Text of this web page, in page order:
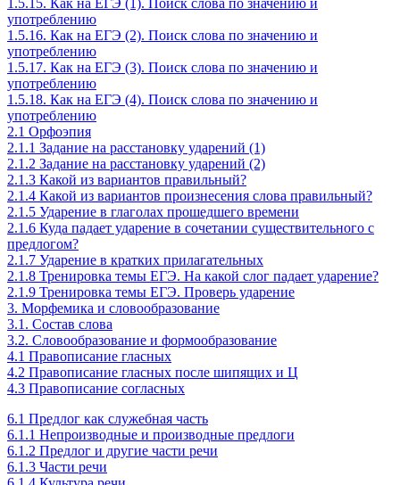
1.5.15. Как на ЕГЭ (1). Поиск слова по значению и
употреблению
1.5.16. Как на ЕГЭ (2). Поиск слова по значению и
употреблению
1.5.17. Как на ЕГЭ (3). Поиск слова по значению и
употреблению
1.5.18. Как на ЕГЭ (4). Поиск слова по значению и
употреблению
2.1 Орфоэпия
2.1.1 Задание на расстановку ударений (1)
2.1.2 Задание на расстановку ударений (2)
2.1.3 Какой из вариантов правильный?
2.1.4 Какой из вариантов произнесения слова правильный?
2.1.5 Ударение в глаголах прошедшего времени
2.1.6 Куда падает ударение в сочетании существительного с
предлогом?
2.1.7 Ударение в кратких прилагательных
2.1.8 Тренировка темы ЕГЭ. На какой слог падает ударение?
2.1.9 Тренировка темы ЕГЭ. Проверь ударение
3. Морфемика и словообразование
3.1. Состав слова
3.2. Словообразование и формообразование
4.1 Правописание гласных
4.2 Правописание гласных после шипящих и Ц
4.3 Правописание согласных
6.1 Предлог как служебная часть
6.1.1 Непроизводные и производные предлоги
6.1.2 Предлог и другие части речи
6.1.3 Части речи